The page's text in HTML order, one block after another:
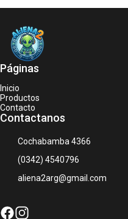
Páginas
Inicio
Productos
Contacto
Contactanos
Cochabamba 4366
(0342) 4540796
aliena2arg@gmail.com